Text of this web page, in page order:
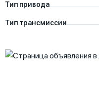
Тип привода
Тип трансмиссии